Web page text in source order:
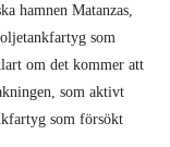
hamnen Matanzas,
som
om det kommer att
som aktivt
som försökt